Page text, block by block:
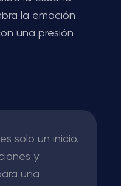
la emoción
una presión
solo un inicio.
y
una